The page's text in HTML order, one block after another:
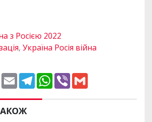
з Росією 2022
, Україна Росія війна
T
w
t
t
e
E
m
a
i
l
T
e
e
W
h
a
V
b